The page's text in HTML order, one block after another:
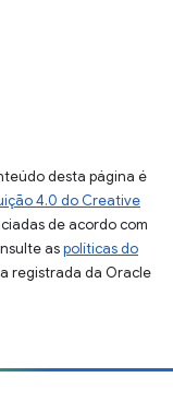
desta página é
4.0 do Creative
de acordo com
aspolíticas do
registrada da Oracle